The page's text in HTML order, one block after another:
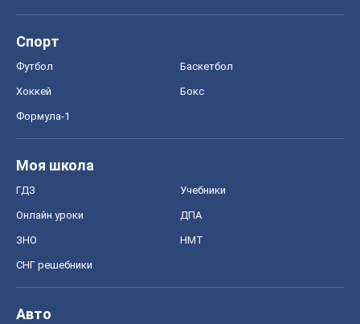
Спорт
Футбол Баскетбол
Хоккей Бокс
Формула-1
Моя школа
ГДЗ Учебники
Онлайн уроки ДПА
ЗНО НМТ
СНГ решебники
Авто